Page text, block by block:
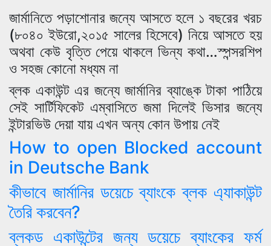
জার্মানিতে পড়াশোনার জন্যে আসতে হলে ১ বছরের খরচ
(৮০৪০ ইউরো,২০১৫ সালের হিসেবে) নিয়ে আসতে হয়
অথবা কেউ বৃত্তি পেয়ে থাকলে ভিন্য কথা…স্পন্সরশিপ
ও সহজ কোনো মধ্যম না
ব্লক একাউন্ট এর জন্যে জার্মানির ব্যাঙ্কে টাকা পাঠিয়ে
সেই সার্টিফিকেট এম্বাসিতে জমা দিলেই ভিসার জন্যে
ইন্টারভিউ দেয়া যায় এখন অন্য কোন উপায় নেই
How to open Blocked account
in Deutsche Bank
কীভাবে জার্মানির ডয়েচে ব্যাংকে ব্লক এ্যাকাউন্ট
তৈরি করবেন?
ব্লকড একাউন্টের জন্য ডয়েচে ব্যাংকের ফর্ম